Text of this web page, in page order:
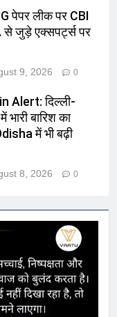
पेपर लीक पर CBI
से जुड़े एक्सपर्ट्स पर
9, 2026 0
Alert: दिल्ली-
बारिश का
में भी बढ़ी
8, 2026 0